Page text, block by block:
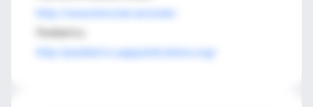
http://www.hms.harvard.edu/
Pediatrics
http://pediatrics.aappublications.org/